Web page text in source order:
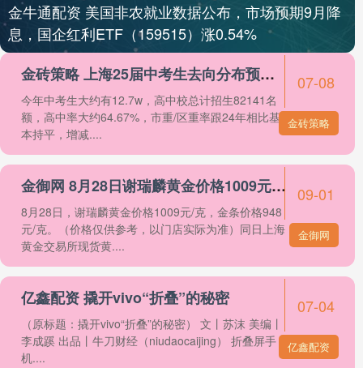
金牛通配资 美国非农就业数据公布，市场预期9月降
息，国企红利ETF（159515）涨0.54%
金砖策略 上海25届中考生去向分布预测！_offer_高中校_方向
今年中考生大约有12.7w，高中校总计招生82141名
额，高中率大约64.67%，市重/区重率跟24年相比基
本持平，增减....
07-08
金砖策略
金御网 8月28日谢瑞麟黄金价格1009元/克
8月28日，谢瑞麟黄金价格1009元/克，金条价格948
元/克。（价格仅供参考，以门店实际为准）同日上海
黄金交易所现货黄....
09-01
金御网
亿鑫配资 撬开vivo“折叠”的秘密
（原标题：撬开vivo“折叠”的秘密） 文丨苏沫 美编丨
李成蹊 出品丨牛刀财经（niudaocaijing） 折叠屏手
机....
07-04
亿鑫配资